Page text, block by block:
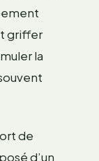
griffer
la
de
d’un